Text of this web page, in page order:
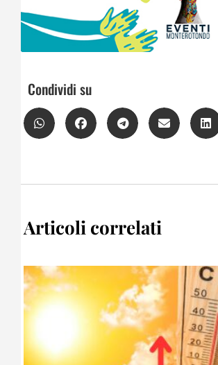
Condividi su
Articoli correlati